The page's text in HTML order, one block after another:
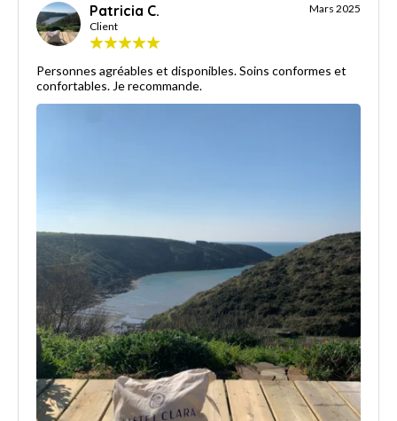
Patricia C.
Client
Mars 2025
Personnes agréables et disponibles. Soins conformes et
confortables. Je recommande.